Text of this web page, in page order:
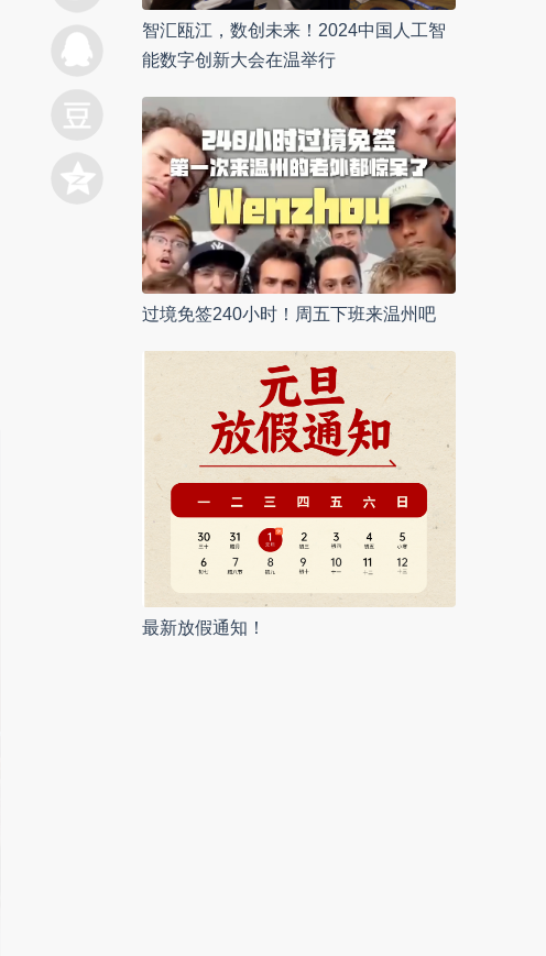
智汇瓯江，数创未来！2024中国人工智
能数字创新大会在温举行
过境免签240小时！周五下班来温州吧
最新放假通知！